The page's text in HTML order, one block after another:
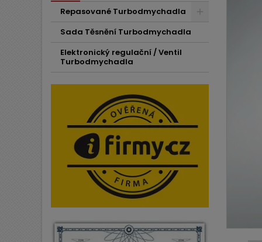
Repasované Turbodmychadla
Sada Těsnění Turbodmychadla
Elektronický regulační / Ventil
Turbodmychadla